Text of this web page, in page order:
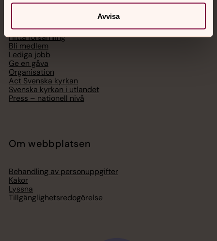
Avvisa
Hitta församling
Bli medlem
Lediga jobb
Ge en gåva
Organisation
Act Svenska kyrkan
Svenska kyrkan i utlandet
Press – nationell nivå
Om webbplatsen
Behandling av personuppgifter
Kakor
Lyssna
Tillgänglighetsredogörelse